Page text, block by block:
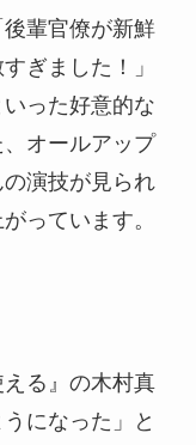
後輩官僚が新鮮
ぎました！」
いった好意的な
オールアップ
演技が見られ
っています。
える』の木村真
になった」と